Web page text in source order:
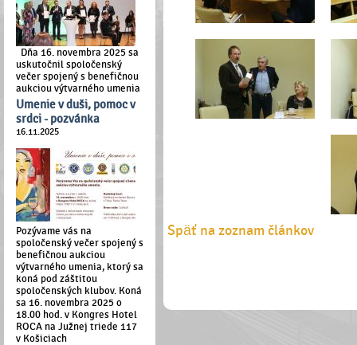
Dňa 16. novembra 2025 sa
uskutočnil spoločenský
večer spojený s benefičnou
aukciou výtvarného umenia
Umenie v duši, pomoc v
srdci - pozvánka
16.11.2025
Pozývame vás na
spoločenský večer spojený s
benefičnou aukciou
výtvarného umenia, ktorý sa
koná pod záštitou
spoločenských klubov. Koná
sa 16. novembra 2025 o
18.00 hod. v Kongres Hotel
ROCA na Južnej triede 117
v Košiciach
Späť na zoznam článkov